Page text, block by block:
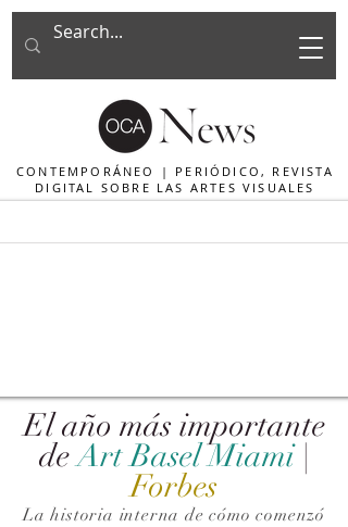
CONTEMPORÁNEO | PERIÓDICO, REVISTA
DIGITAL SOBRE LAS ARTES VISUALES
El año más importante
de Art Basel Miami |
Forbes
La historia interna de cómo comenzó